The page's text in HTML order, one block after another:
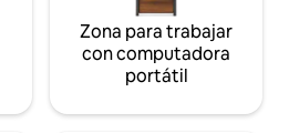
Zona para trabajar
con computadora
portátil